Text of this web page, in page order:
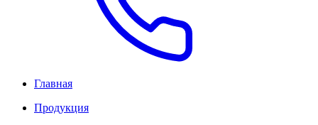
Главная
Продукция